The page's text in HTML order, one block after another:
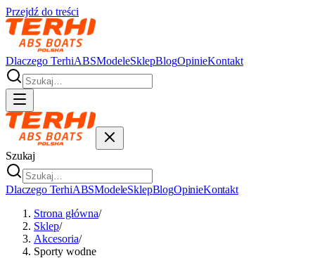
Przejdź do treści
Dlaczego TerhiABSModeleSklepBlogOpinieKontakt
Szukaj
Dlaczego TerhiABSModeleSklepBlogOpinieKontakt
Strona główna/
Sklep/
Akcesoria/
Sporty wodne